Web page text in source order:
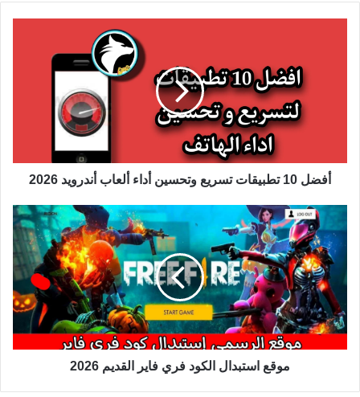
أفضل 10 تطبيقات تسريع وتحسين أداء ألعاب أندرويد 2026
موقع استبدال الكود فري فاير القديم 2026